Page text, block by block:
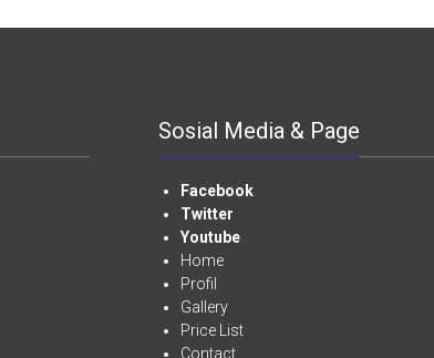
Sosial Media & Page
Facebook
Twitter
Youtube
Home
Profil
Gallery
Price List
Contact